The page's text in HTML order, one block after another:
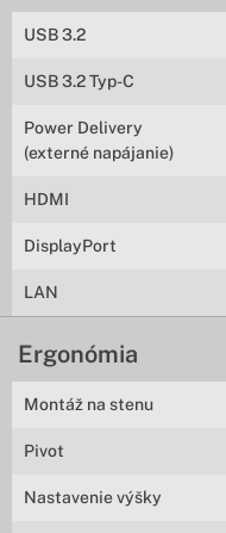
USB 3.2
USB 3.2 Typ-C
Power Delivery
(externé napájanie)
HDMI
DisplayPort
LAN
Ergonómia
Montáž na stenu
Pivot
Nastavenie výšky